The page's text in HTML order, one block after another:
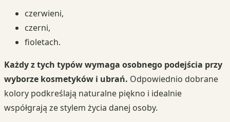
czerwieni,
czerni,
fioletach.
Każdy z tych typów wymaga osobnego podejścia przy
wyborze kosmetyków i ubrań. Odpowiednio dobrane
kolory podkreślają naturalne piękno i idealnie
współgrają ze stylem życia danej osoby.